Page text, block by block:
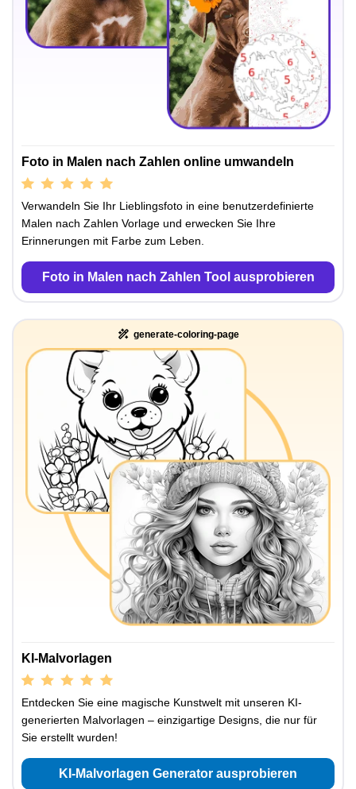
Foto in Malen nach Zahlen online umwandeln
Verwandeln Sie Ihr Lieblingsfoto in eine benutzerdefinierte
Malen nach Zahlen Vorlage und erwecken Sie Ihre
Erinnerungen mit Farbe zum Leben.
Foto in Malen nach Zahlen Tool ausprobieren
generate-coloring-page
KI-Malvorlagen
Entdecken Sie eine magische Kunstwelt mit unseren KI-
generierten Malvorlagen – einzigartige Designs, die nur für
Sie erstellt wurden!
KI-Malvorlagen Generator ausprobieren